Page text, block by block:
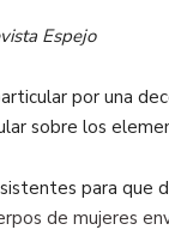
Espejo
por una
sobre los
para que
de mujeres